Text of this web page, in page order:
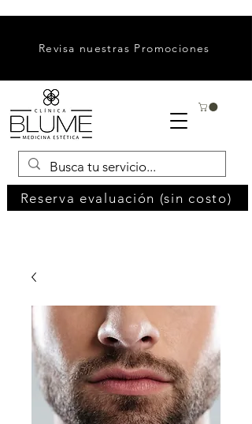
Reserva evaluación (sin costo)
Revisa nuestras Promociones